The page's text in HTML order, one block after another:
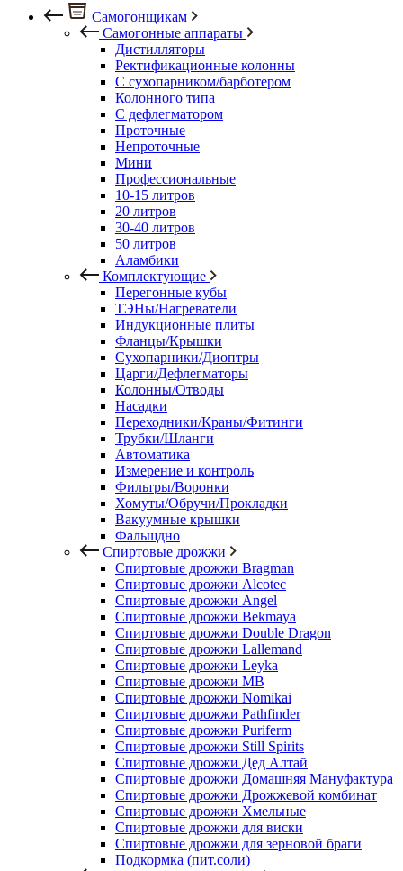
Самогонщикам
Самогонные аппараты
Дистилляторы
Ректификационные колонны
С сухопарником/барботером
Колонного типа
С дефлегматором
Проточные
Непроточные
Мини
Профессиональные
10-15 литров
20 литров
30-40 литров
50 литров
Аламбики
Комплектующие
Перегонные кубы
ТЭНы/Нагреватели
Индукционные плиты
Фланцы/Крышки
Сухопарники/Диоптры
Царги/Дефлегматоры
Колонны/Отводы
Насадки
Переходники/Краны/Фитинги
Трубки/Шланги
Автоматика
Измерение и контроль
Фильтры/Воронки
Хомуты/Обручи/Прокладки
Вакуумные крышки
Фальшдно
Спиртовые дрожжи
Спиртовые дрожжи Bragman
Спиртовые дрожжи Alcotec
Спиртовые дрожжи Angel
Спиртовые дрожжи Bekmaya
Спиртовые дрожжи Double Dragon
Спиртовые дрожжи Lallemand
Спиртовые дрожжи Leyka
Спиртовые дрожжи MB
Спиртовые дрожжи Nomikai
Спиртовые дрожжи Pathfinder
Спиртовые дрожжи Puriferm
Спиртовые дрожжи Still Spirits
Спиртовые дрожжи Дед Алтай
Спиртовые дрожжи Домашняя Мануфактура
Спиртовые дрожжи Дрожжевой комбинат
Спиртовые дрожжи Хмельные
Спиртовые дрожжи для виски
Спиртовые дрожжи для зерновой браги
Подкормка (пит.соли)